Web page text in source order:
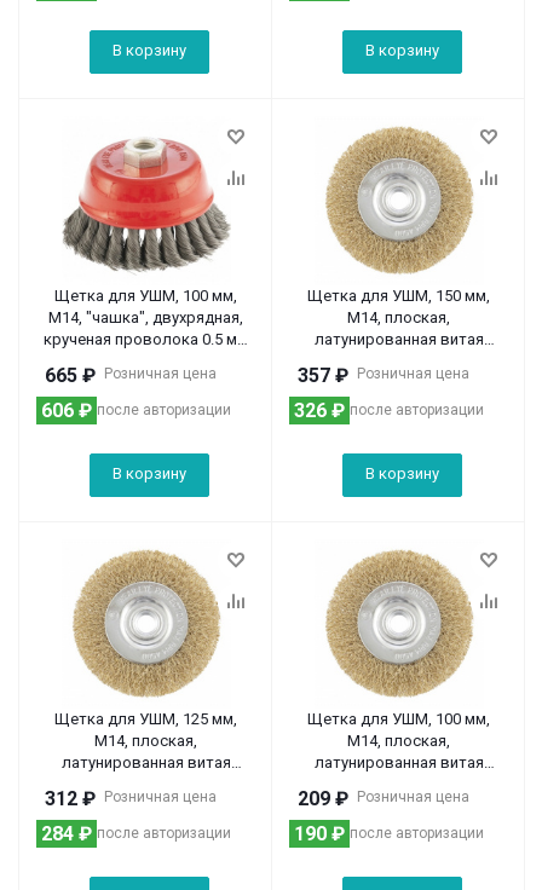
В корзину В корзину
Щетка для УШМ, 100 мм,
М14, "чашка", двухрядная,
крученая проволока 0.5 мм
Розничная цена
665 ₽
после авторизации
606 ₽
В корзину
Щетка для УШМ, 150 мм,
М14, плоская,
латунированная витая
Розничная цена
357 ₽
после авторизации
326 ₽
В корзину
Щетка для УШМ, 125 мм,
М14, плоская,
латунированная витая
Розничная цена
312 ₽
после авторизации
284 ₽
Щетка для УШМ, 100 мм,
М14, плоская,
латунированная витая
Розничная цена
209 ₽
после авторизации
190 ₽